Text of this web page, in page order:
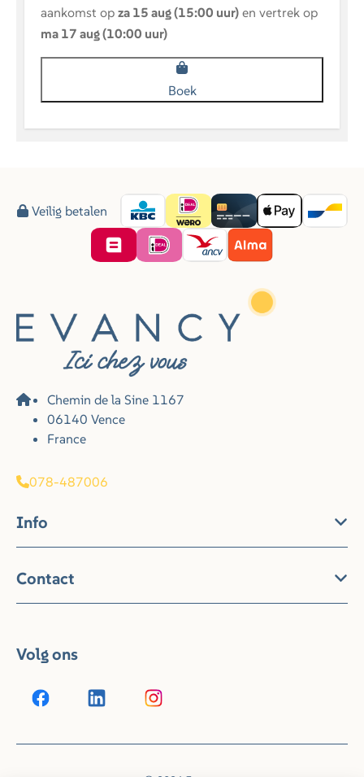
aankomst op za 15 aug (15:00 uur) en vertrek op
ma 17 aug (10:00 uur)
Boek
Veilig betalen
Chemin de la Sine 1167
06140 Vence
France
078-487006
Info
Contact
Volg ons